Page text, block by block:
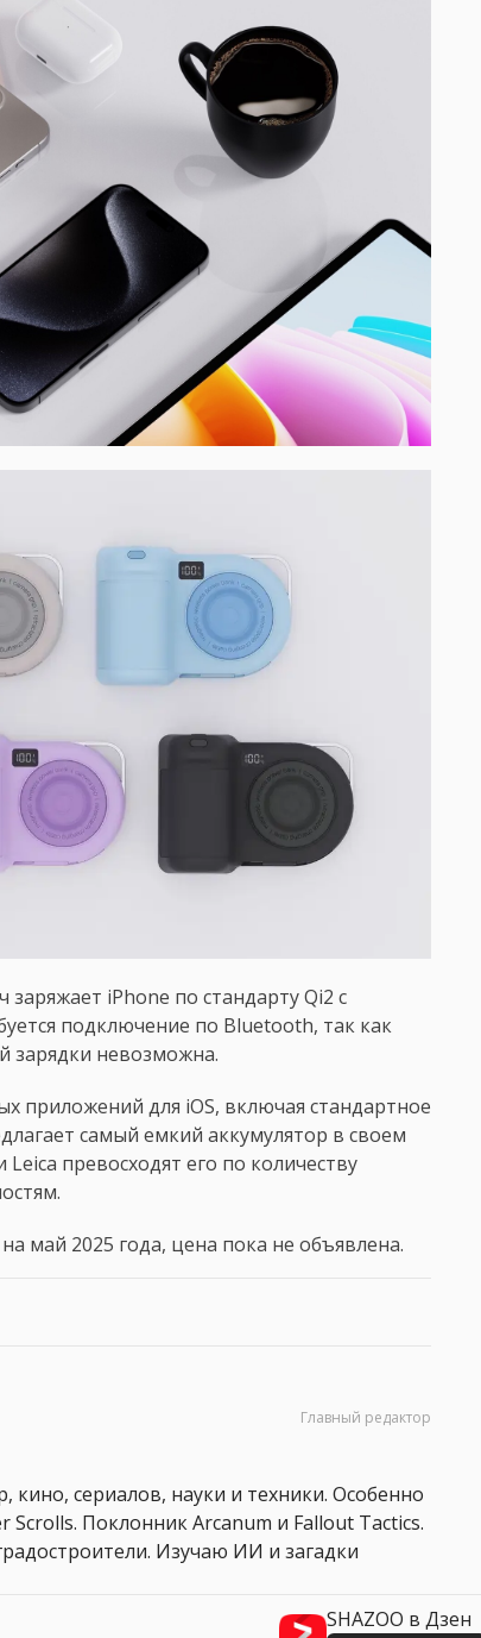
iPhone по стандарту Qi2 с
подключение по Bluetooth, так как
зарядки невозможна.
приложений для iOS, включая стандартное
самый емкий аккумулятор в своем
превосходят его по количеству
май 2025 года, цена пока не объявлена.
Главный редактор
кино, сериалов, науки и техники. Особенно
Поклонник Arcanum и Fallout Tactics.
Изучаю ИИ и загадки
SHAZOO в Дзен